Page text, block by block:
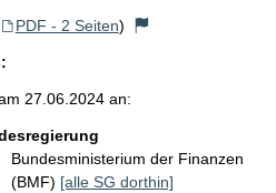
PDF - 2 Seiten)
27.06.2024 an:
Bundesministerium der Finanzen
(BMF) [alle SG dorthin]